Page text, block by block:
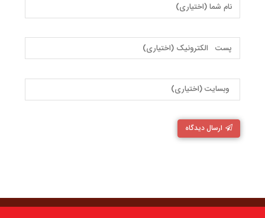
ارسال دیدگاه